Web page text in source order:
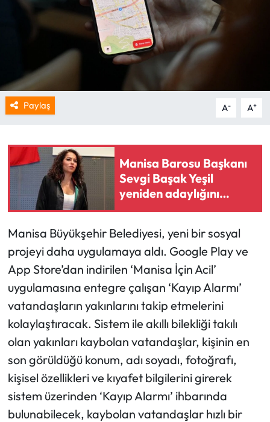
Paylaş A- A+
Manisa Barosu Başkanı
Sevgi Başak Yeşil
yeniden adaylığını
açıkladı
Manisa Büyükşehir Belediyesi, yeni bir sosyal
projeyi daha uygulamaya aldı. Google Play ve
App Store’dan indirilen ‘Manisa İçin Acil’
uygulamasına entegre çalışan ‘Kayıp Alarmı’
vatandaşların yakınlarını takip etmelerini
kolaylaştıracak. Sistem ile akıllı bilekliği takılı
olan yakınları kaybolan vatandaşlar, kişinin en
son görüldüğü konum, adı soyadı, fotoğrafı,
kişisel özellikleri ve kıyafet bilgilerini girerek
sistem üzerinden ‘Kayıp Alarmı’ ihbarında
bulunabilecek, kaybolan vatandaşlar hızlı bir